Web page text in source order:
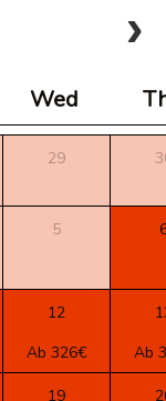
Wed
29
5
12
Ab 326€ Ab
19